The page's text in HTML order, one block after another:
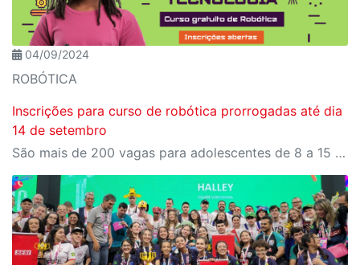
04/09/2024
ROBÓTICA
Inscrições para curso de robótica prorrogadas até dia
14 de setembro
São mais de 200 vagas para adolescentes de 8 a 15 anos.